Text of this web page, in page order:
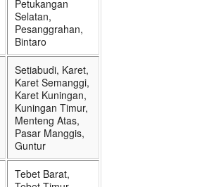
Petukangan
Selatan,
Pesanggrahan,
Bintaro
Setiabudi, Karet,
Karet Semanggi,
Karet Kuningan,
Kuningan Timur,
Menteng Atas,
Pasar Manggis,
Guntur
Tebet Barat,